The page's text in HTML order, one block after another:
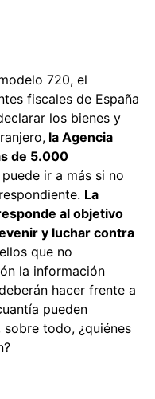
720, el
fiscales de España
los bienes y
la Agencia
de 5.000
ir a más si no
La
al objetivo
y luchar contra
que no
la información
hacer frente a
pueden
sobre todo, ¿quiénes